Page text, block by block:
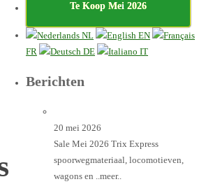
Te Koop Mei 2026
NL
EN
FR
DE IT
Berichten
20 mei 2026
Sale Mei 2026 Trix Express
spoorwegmateriaal, locomotieven,
wagons en ..meer..